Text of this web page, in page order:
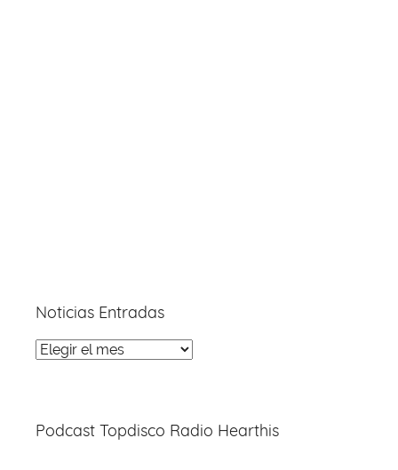
Noticias Entradas
Noticias
Podcast Topdisco Radio Hearthis